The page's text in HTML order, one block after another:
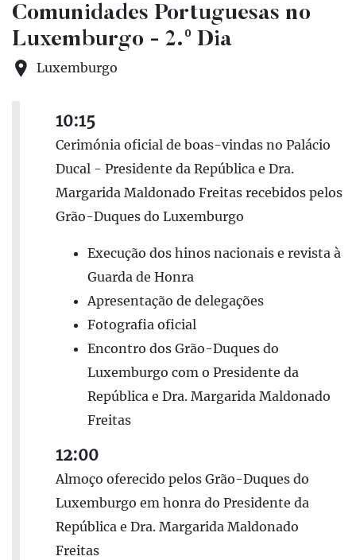
Comunidades Portuguesas no
Luxemburgo - 2.º Dia
Luxemburgo
10:15
Cerimónia oficial de boas-vindas no Palácio
Ducal - Presidente da República e Dra.
Margarida Maldonado Freitas recebidos pelos
Grão-Duques do Luxemburgo
Execução dos hinos nacionais e revista à
Guarda de Honra
Apresentação de delegações
Fotografia oficial
Encontro dos Grão-Duques do
Luxemburgo com o Presidente da
República e Dra. Margarida Maldonado
Freitas
12:00
Almoço oferecido pelos Grão-Duques do
Luxemburgo em honra do Presidente da
República e Dra. Margarida Maldonado
Freitas